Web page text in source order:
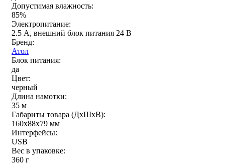
Допустимая влажность:
85%
Электропитание:
2.5 А, внешний блок питания 24 В
Бренд:
Атол
Блок питания:
да
Цвет:
черный
Длина намотки:
35 м
Габариты товара (ДxШxВ):
160х88х79 мм
Интерфейсы:
USB
Вес в упаковке:
360 г